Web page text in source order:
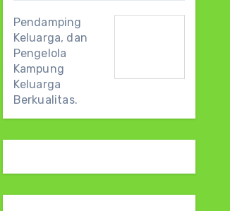
Pendamping
Keluarga, dan
Pengelola
Kampung
Keluarga
Berkualitas.